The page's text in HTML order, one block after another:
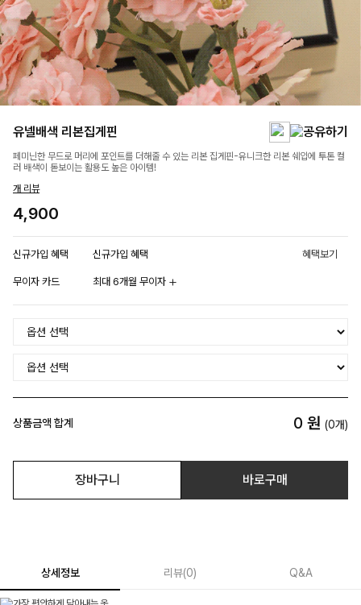
유넬배색 리본집게핀
페미닌한 무드로 머리에 포인트를 더해줄 수 있는 리본 집게핀-유니크한 리본 쉐입에 투톤 컬
러 배색이 돋보이는 활용도 높은 아이템!
개 리뷰
4,900
신규가입 혜택 신규가입 혜택 혜택보기
무이자 카드 최대 6개월 무이자
상품금액 합계 0 원 (0개)
장바구니 바로구매
상세정보 리뷰(0) Q&A